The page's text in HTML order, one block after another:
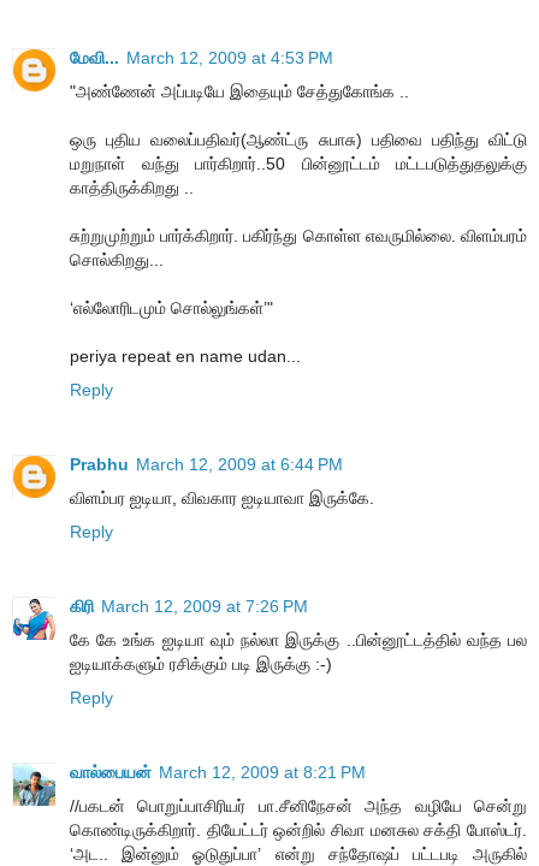
மேவி... March 12, 2009 at 4:53 PM
"அண்ணேன் அப்படியே இதையும் சேத்துகோங்க ..
ஒரு புதிய வலைப்பதிவர்(ஆண்ட்ரு சுபாசு) பதிவை பதிந்து விட்டு
மறுநாள் வந்து பார்கிறார்..50 பின்னூட்டம் மட்டபடுத்துதலுக்கு
காத்திருக்கிறது ..
சுற்றுமுற்றும் பார்க்கிறார். பகிர்ந்து கொள்ள எவருமில்லை. விளம்பரம்
சொல்கிறது...
‘எல்லோரிடமும் சொல்லுங்கள்’"
periya repeat en name udan...
Reply
Prabhu March 12, 2009 at 6:44 PM
விளம்பர ஐடியா, விவகார ஐடியாவா இருக்கே.
Reply
கிரி March 12, 2009 at 7:26 PM
கே கே உங்க ஐடியா வும் நல்லா இருக்கு ..பின்னூட்டத்தில் வந்த பல
ஐடியாக்களும் ரசிக்கும் படி இருக்கு :-)
Reply
வால்பையன் March 12, 2009 at 8:21 PM
//பகடன் பொறுப்பாசிரியர் பா.சீனிநேசன் அந்த வழியே சென்று
கொண்டிருக்கிறார். தியேட்டர் ஒன்றில் சிவா மனசுல சக்தி போஸ்டர்.
‘அட.. இன்னும் ஓடுதுப்பா’ என்று சந்தோஷப் பட்டபடி அருகில்